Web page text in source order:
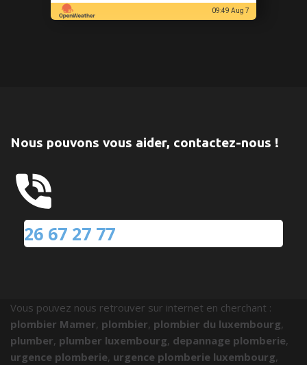
09:49 Aug 7
Nous pouvons vous aider, contactez-nous !
26 67 27 77
Vous pouvez nous retrouver sur internet en cherchant :
plombier Mamer, plombier, plombier du luxembourg,
plumber, plumber luxembourg, depannage plomberie,
urgence plomberie, urgence plomberie luxembourg,